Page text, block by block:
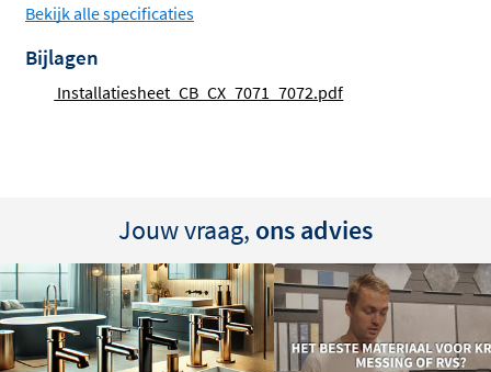
Bekijk alle specificaties
Bijlagen
Installatiesheet_CB_CX_7071_7072.pdf
Jouw vraag, ons advies